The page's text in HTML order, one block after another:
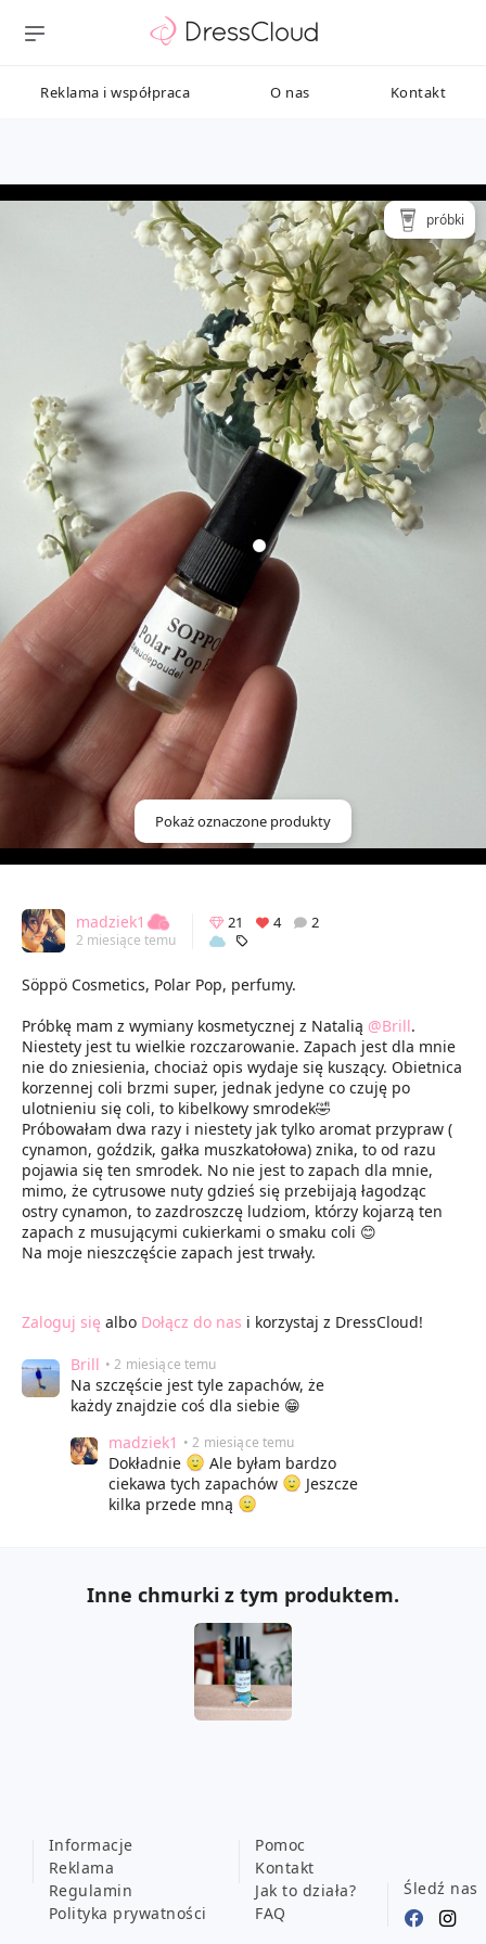
Reklama i współpraca O nas Kontakt
Pokaż oznaczone produkty
próbki
madziek1
2 miesiące temu
21 4 2
Söppö Cosmetics, Polar Pop, perfumy.
Próbkę mam z wymiany kosmetycznej z Natalią @Brill.
Niestety jest tu wielkie rozczarowanie. Zapach jest dla mnie
nie do zniesienia, chociaż opis wydaje się kuszący. Obietnica
korzennej coli brzmi super, jednak jedyne co czuję po
ulotnieniu się coli, to kibelkowy smrodek🤣
Próbowałam dwa razy i niestety jak tylko aromat przypraw (
cynamon, goździk, gałka muszkatołowa) znika, to od razu
pojawia się ten smrodek. No nie jest to zapach dla mnie,
mimo, że cytrusowe nuty gdzieś się przebijają łagodząc
ostry cynamon, to zazdroszczę ludziom, którzy kojarzą ten
zapach z musującymi cukierkami o smaku coli 😊
Na moje nieszczęście zapach jest trwały.
Zaloguj się albo Dołącz do nas i korzystaj z DressCloud!
Brill • 2 miesiące temu
Na szczęście jest tyle zapachów, że
każdy znajdzie coś dla siebie 😁
madziek1 • 2 miesiące temu
Dokładnie
Ale byłam bardzo
ciekawa tych zapachów
Jeszcze
kilka przede mną
Inne chmurki z tym produktem.
Informacje
Reklama
Regulamin
Polityka prywatności
Pomoc
Kontakt
Jak to działa?
FAQ
Śledź nas